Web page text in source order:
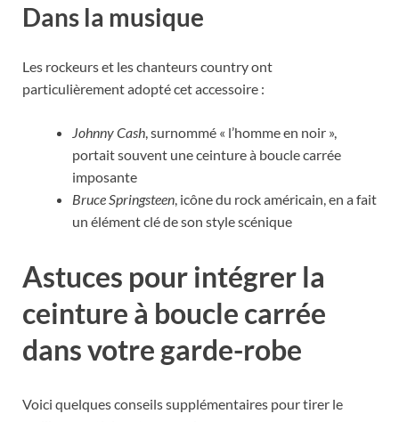
Dans la musique
Les rockeurs et les chanteurs country ont
particulièrement adopté cet accessoire :
Johnny Cash , surnommé « l’homme en noir »,
portait souvent une ceinture à boucle carrée
imposante
Bruce Springsteen , icône du rock américain, en a fait
un élément clé de son style scénique
Astuces pour intégrer la
ceinture à boucle carrée
dans votre garde-robe
Voici quelques conseils supplémentaires pour tirer le